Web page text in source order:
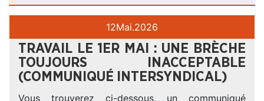
12Mai.2026
TRAVAIL LE 1ER MAI : UNE BRÈCHE
TOUJOURS INACCEPTABLE
(COMMUNIQUÉ INTERSYNDICAL)
Vous trouverez ci-dessous, un communiqué